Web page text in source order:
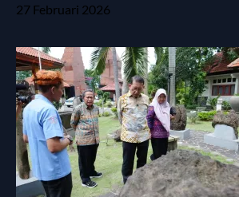
27 Februari 2026